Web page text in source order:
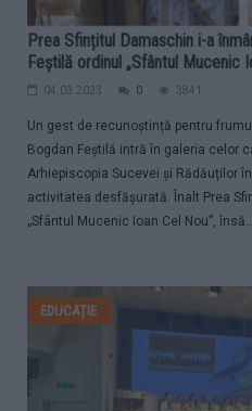
Prea Sfințitul Damaschin i-a
Feștilă ordinul „Sfântul Mucenic
04.03.2023 0 3841
Un gest de recunoștință pentru
Bogdan Feștilă intră în galeria celor
Arhiepiscopia Sucevei și Rădăuților
activitatea desfășurată. Înalt Prea
„Sfântul Mucenic Ioan Cel Nou”,
EDUCAȚIE